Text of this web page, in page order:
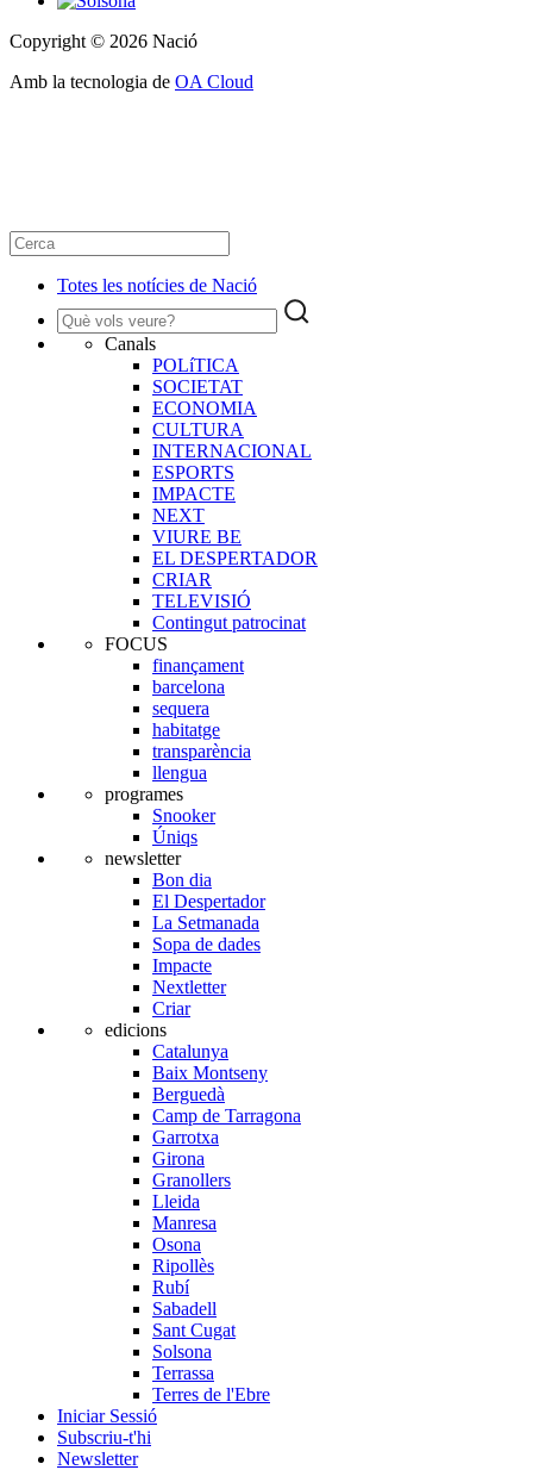
Copyright © 2026 Nació
Amb la tecnologia de OA Cloud
Totes les notícies de Nació
Canals
POLíTICA
SOCIETAT
ECONOMIA
CULTURA
INTERNACIONAL
ESPORTS
IMPACTE
NEXT
VIURE BE
EL DESPERTADOR
CRIAR
TELEVISIÓ
Contingut patrocinat
FOCUS
finançament
barcelona
sequera
habitatge
transparència
llengua
programes
Snooker
Úniqs
newsletter
Bon dia
El Despertador
La Setmanada
Sopa de dades
Impacte
Nextletter
Criar
edicions
Catalunya
Baix Montseny
Berguedà
Camp de Tarragona
Garrotxa
Girona
Granollers
Lleida
Manresa
Osona
Ripollès
Rubí
Sabadell
Sant Cugat
Solsona
Terrassa
Terres de l'Ebre
Iniciar Sessió
Subscriu-t'hi
Newsletter